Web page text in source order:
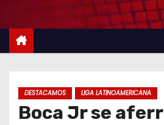
n
DESTACAMOS LIGA LATINOAMERICANA
Boca Jr se